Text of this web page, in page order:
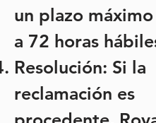
un plazo
a 72 horas
Resolución: Si la
reclamación es